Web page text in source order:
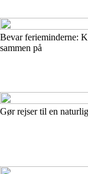
Bevar ferieminderne:
sammen på
Gør rejser til en